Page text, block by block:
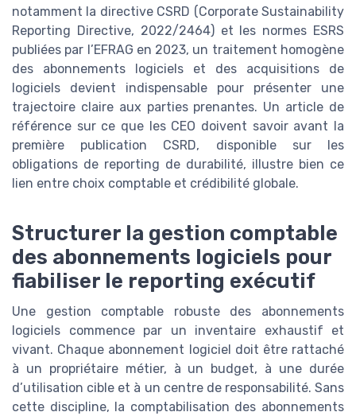
notamment la directive CSRD (Corporate Sustainability
Reporting Directive, 2022/2464) et les normes ESRS
publiées par l’EFRAG en 2023, un traitement homogène
des abonnements logiciels et des acquisitions de
logiciels devient indispensable pour présenter une
trajectoire claire aux parties prenantes. Un article de
référence sur ce que les CEO doivent savoir avant la
première publication CSRD, disponible sur les
obligations de reporting de durabilité, illustre bien ce
lien entre choix comptable et crédibilité globale.
Structurer la gestion comptable
des abonnements logiciels pour
fiabiliser le reporting exécutif
Une gestion comptable robuste des abonnements
logiciels commence par un inventaire exhaustif et
vivant. Chaque abonnement logiciel doit être rattaché
à un propriétaire métier, à un budget, à une durée
d’utilisation cible et à un centre de responsabilité. Sans
cette discipline, la comptabilisation des abonnements